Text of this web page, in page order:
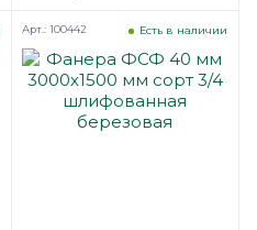
Есть в наличии
Арт.: 100442